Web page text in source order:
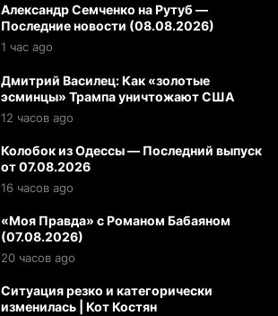
Александр Семченко на Рутуб —
Последние новости (08.08.2026)
1 час ago
Дмитрий Василец: Как «золотые
эсминцы» Трампа уничтожают США
12 часов ago
Колобок из Одессы — Последний выпуск
от 07.08.2026
16 часов ago
«Моя Правда» с Романом Бабаяном
(07.08.2026)
20 часов ago
Ситуация резко и категорически
изменилась | Кот Костян